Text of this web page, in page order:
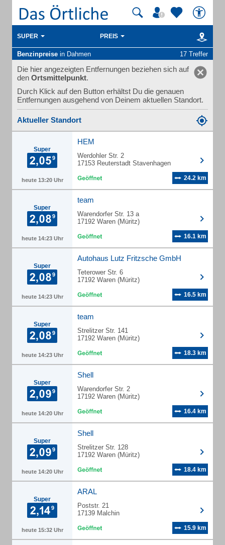
SUPER PREIS
Benzinpreise in Dahmen 17 Treffer
Die hier angezeigten Entfernungen beziehen sich auf
den Ortsmittelpunkt.
Durch Klick auf den Button erhältst Du die genauen
Entfernungen ausgehend von Deinem aktuellen Standort.
Aktueller Standort
Super
heute 13:20 Uhr
HEM
Werdohler Str. 2
17153 Reuterstadt Stavenhagen
24.2 km
Super
heute 14:23 Uhr
team
Warendorfer Str. 13 a
17192 Waren (Müritz)
16.1 km
Super
heute 14:23 Uhr
Autohaus Lutz Fritzsche GmbH
Teterower Str. 6
17192 Waren (Müritz)
16.5 km
Super
heute 14:23 Uhr
team
Strelitzer Str. 141
17192 Waren (Müritz)
18.3 km
Super
heute 14:20 Uhr
Shell
Warendorfer Str. 2
17192 Waren (Müritz)
16.4 km
Super
heute 14:20 Uhr
Shell
Strelitzer Str. 128
17192 Waren (Müritz)
18.4 km
Super
heute 15:32 Uhr
ARAL
Poststr. 21
17139 Malchin
15.9 km